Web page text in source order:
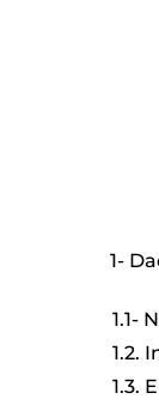
1-
1.1-
1.2.
1.3.